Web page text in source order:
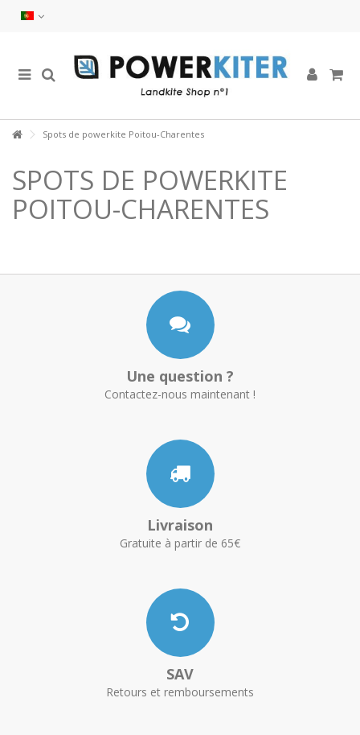
Spots de powerkite Poitou-Charentes
SPOTS DE POWERKITE
POITOU-CHARENTES
Une question ?
Contactez-nous maintenant !
Livraison
Gratuite à partir de 65€
SAV
Retours et remboursements